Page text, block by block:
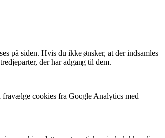
på siden. Hvis du ikke ønsker, at der indsamles
der har adgang til dem.
fravælge cookies fra Google Analytics med